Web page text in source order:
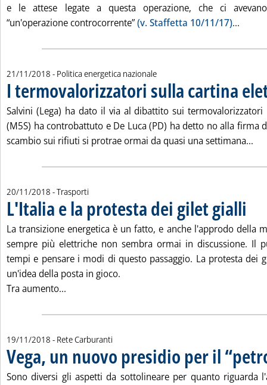
e le attese legate a questa operazione, che ci
“un'operazione controcorrente”(v. Staffetta 10/11/17)...
21/11/2018 - Politica energetica nazionale
I termovalorizzatori sulla cartina
Salvini (Lega) ha dato il via al dibattito sui
(M5S) ha controbattuto e De Luca (PD) ha detto no alla firma
scambio sui rifiuti si protrae ormai da quasi una settimana...
20/11/2018 - Trasporti
L'Italia e la protesta dei gilet gialli
La transizione energetica è un fatto, e anche l'approdo della
sempre più elettriche non sembra ormai in discussione. Il
tempi e pensare i modi di questo passaggio. La protesta dei
un'idea della posta in gioco.
Tra aumento...
19/11/2018 - Rete Carburanti
Vega, un nuovo presidio per il
Sono diversi gli aspetti da sottolineare per quanto riguarda